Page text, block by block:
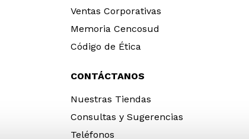
Ventas Corporativas
Memoria Cencosud
Código de Ética
CONTÁCTANOS
Nuestras Tiendas
Consultas y Sugerencias
Teléfonos